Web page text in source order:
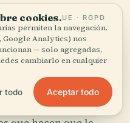
pero la frase
más teatral. Marin
escribió
a Florencia en
de la república,
cookies.UE · RGPD
permiten la navegación.
Google Analytics) nos
— solo agregadas,
cambiarlo en cualquier
todo Aceptar todo